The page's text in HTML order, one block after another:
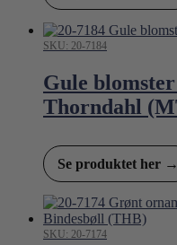
SKU: 20-7184
Gule
Thorndahl
Se produktet her →
SKU: 20-7174